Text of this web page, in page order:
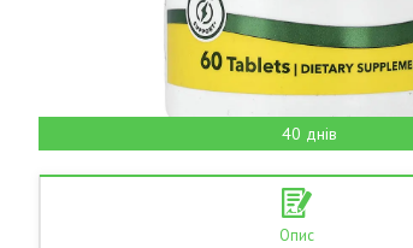
40 днів
Опис